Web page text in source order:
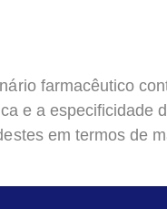
farmacêutico
e a especificidade
em termos de